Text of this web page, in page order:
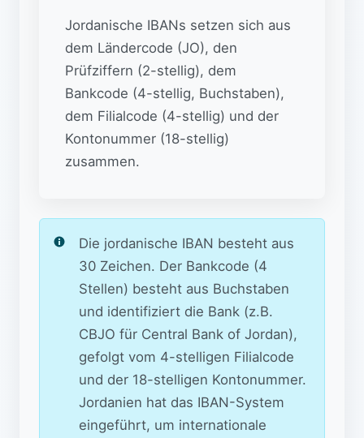
Jordanische IBANs setzen sich aus
dem Ländercode (JO), den
Prüfziffern (2-stellig), dem
Bankcode (4-stellig, Buchstaben),
dem Filialcode (4-stellig) und der
Kontonummer (18-stellig)
zusammen.
Die jordanische IBAN besteht aus
30 Zeichen. Der Bankcode (4
Stellen) besteht aus Buchstaben
und identifiziert die Bank (z.B.
CBJO für Central Bank of Jordan),
gefolgt vom 4-stelligen Filialcode
und der 18-stelligen Kontonummer.
Jordanien hat das IBAN-System
eingeführt, um internationale